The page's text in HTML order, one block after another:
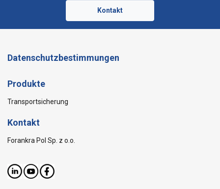
Kontakt
Datenschutzbestimmungen
Produkte
Transportsicherung
Kontakt
Forankra Pol Sp. z o.o.